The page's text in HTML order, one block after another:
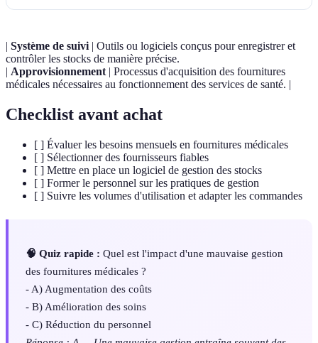
| Système de suivi | Outils ou logiciels conçus pour enregistrer et
contrôler les stocks de manière précise.
| Approvisionnement | Processus d'acquisition des fournitures
médicales nécessaires au fonctionnement des services de santé. |
Checklist avant achat
[ ] Évaluer les besoins mensuels en fournitures médicales
[ ] Sélectionner des fournisseurs fiables
[ ] Mettre en place un logiciel de gestion des stocks
[ ] Former le personnel sur les pratiques de gestion
[ ] Suivre les volumes d'utilisation et adapter les commandes
🧠 Quiz rapide : Quel est l'impact d'une mauvaise gestion
des fournitures médicales ?
- A) Augmentation des coûts
- B) Amélioration des soins
- C) Réduction du personnel